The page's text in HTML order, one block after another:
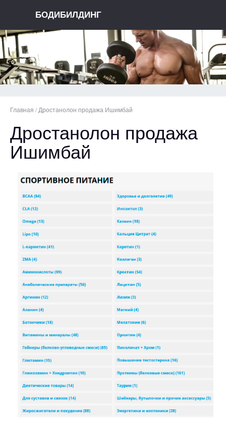
БОДИБИЛДИНГ
Главная / Дростанолон продажа Ишимбай
Дростанолон продажа
Ишимбай